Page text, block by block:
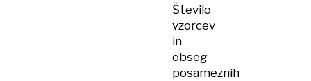
Število
vzorcev
in
obseg
posameznih